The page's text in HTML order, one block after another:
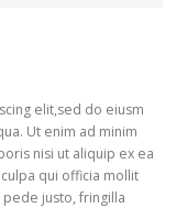
elit,sed do eiusm
Ut enim ad minim
nisi ut aliquip ex ea
qui officia mollit
justo, fringilla